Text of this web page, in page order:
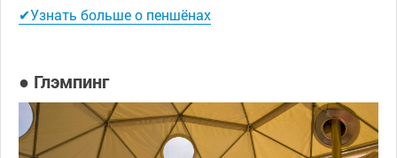
✔Узнать больше о пеншёнах
● Глэмпинг